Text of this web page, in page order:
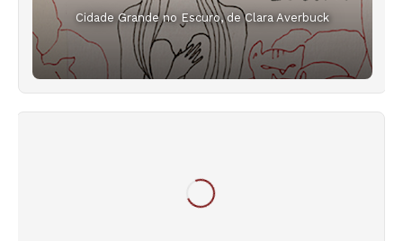
Cidade Grande no Escuro, de Clara Averbuck